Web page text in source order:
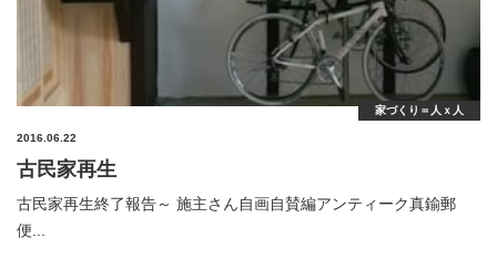
2016.06.22
家づくり＝人ｘ人
古民家再生
古民家再生終了報告～ 施主さん自画自賛編アンティーク真鍮郵
便...